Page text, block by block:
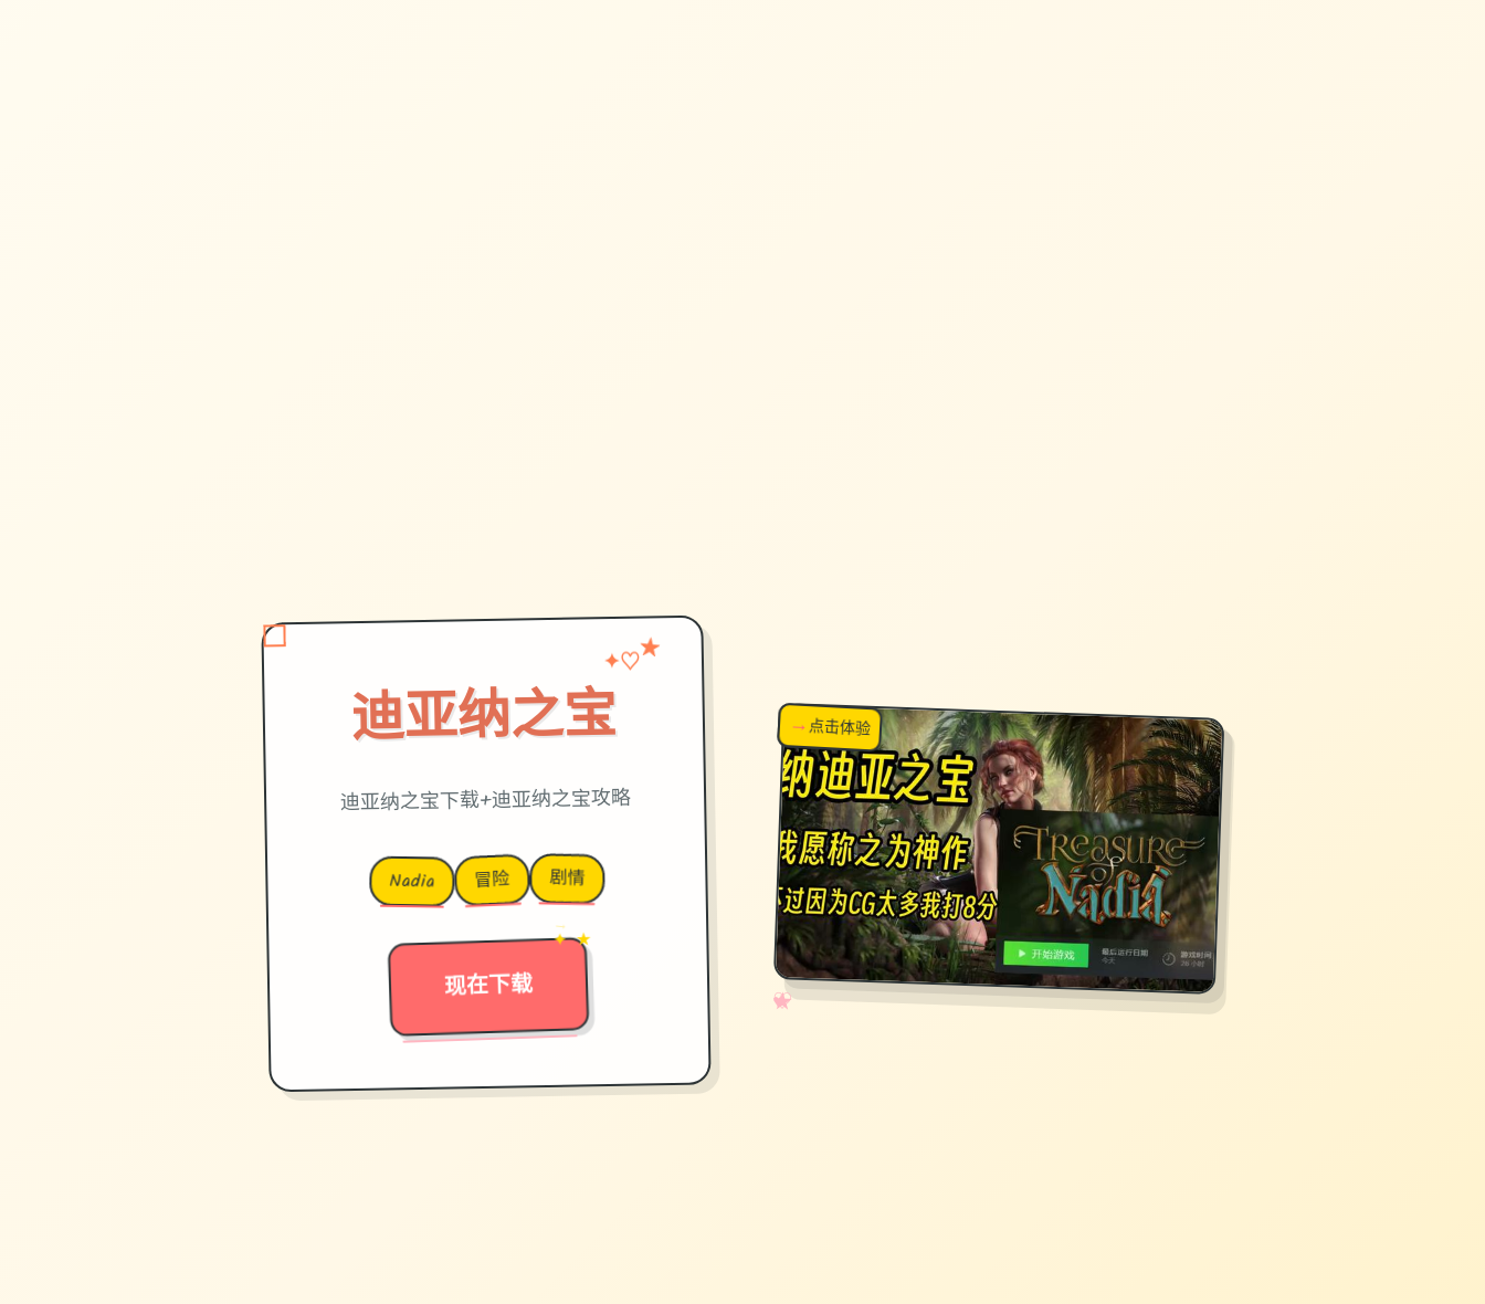
迪亚纳之宝
✦♡★
迪亚纳之宝下载+迪亚纳之宝攻略
Nadia 冒险 剧情
现在下载
→
✦ ★
✧
♡
★
♥
↗超棒！
→点击体验